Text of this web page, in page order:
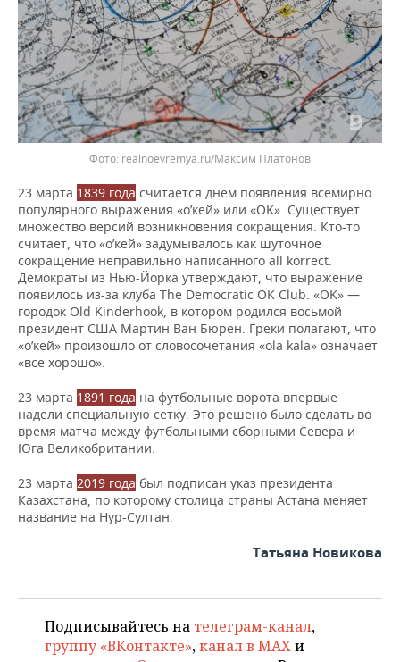
realnoevremya.ru/Максим Платонов
23 марта 1839 года считается днем появления всемирно
популярного выражения «о’кей» или «OK». Существует
множество версий возникновения сокращения. Кто-то
считает, что «о’кей» задумывалось как шуточное
сокращение неправильно написанного all korrect.
Демократы из Нью-Йорка утверждают, что выражение
появилось из-за клуба The Democratic OK Club. «OK» —
городок Old Kinderhook, в котором родился восьмой
президент США Мартин Ван Бюрен. Греки полагают, что
«о’кей» произошло от словосочетания «ola kala» означает
«все хорошо».
23 марта 1891 года на футбольные ворота впервые
надели специальную сетку. Это решено было сделать во
время матча между футбольными сборными Севера и
Юга Великобритании.
23 марта 2019 года был подписан указ президента
Казахстана, по которому столица страны Астана меняет
название на Нур-Султан.
Татьяна Новикова
Подписывайтесь на телеграм-канал,
группу «ВКонтакте»,канал в MAXи